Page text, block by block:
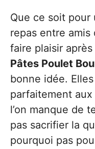
Que ce soit pour
repas entre
faire plaisir
Pâtes Poulet
bonne idée.
parfaitement
l’on manque de
pas sacrifier la
pourquoi pas